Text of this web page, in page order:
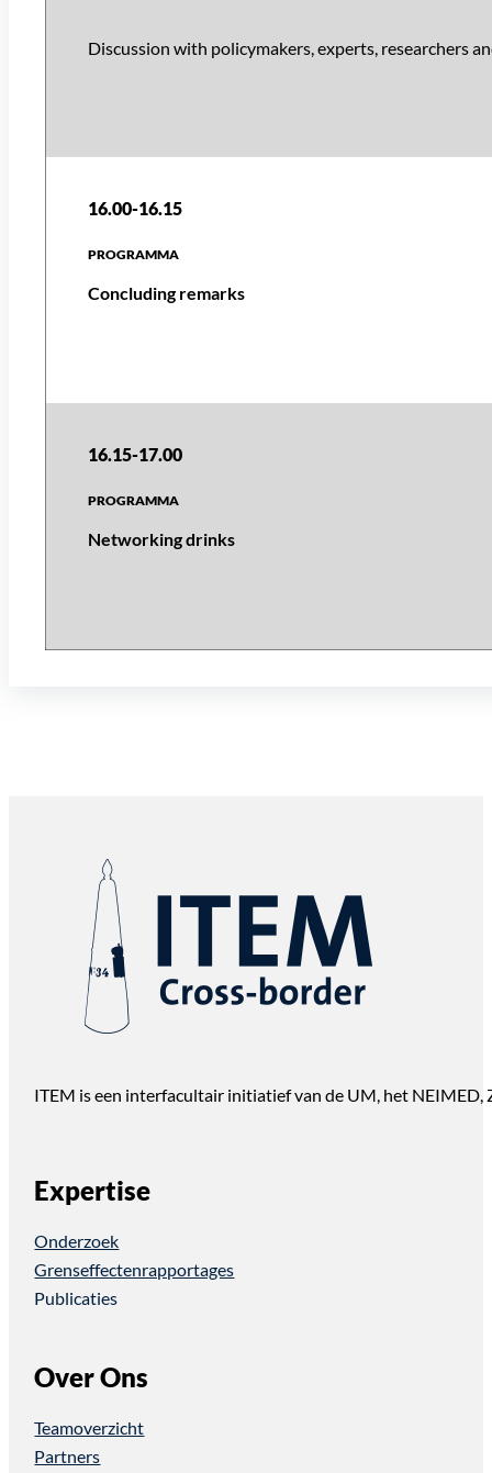
Discussion with policymakers, experts, researchers
16.00-16.15
Concluding remarks
16.15-17.00
Networking drinks
ITEM is een interfacultair initiatief van de UM, het NEIMED,
Expertise
Onderzoek
Grenseffectenrapportages
Publicaties
Over Ons
Teamoverzicht
Partners